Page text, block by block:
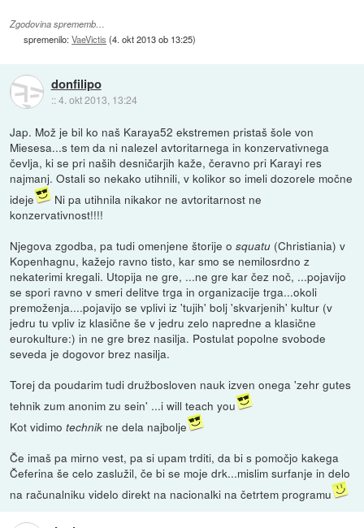
Zgodovina sprememb…
spremenilo:VaeVictis (4. okt 2013 ob 13:25)
donfilipo
::4. okt 2013, 13:24
Jap. Mož je bil ko naš Karaya52 ekstremen pristaš šole von
Miesesa...s tem da ni nalezel avtoritarnega in konzervativnega
čevlja, ki se pri naših desničarjih kaže, čeravno pri Karayi res
najmanj. Ostali so nekako utihnili, v kolikor so imeli dozorele močne
ideje
Ni pa utihnila nikakor ne avtoritarnost ne
konzervativnost!!!!
Njegova zgodba, pa tudi omenjene štorije osquatu (Christiania) v
Kopenhagnu, kažejo ravno tisto, kar smo se nemilosrdno z
nekaterimi kregali. Utopija ne gre, ...ne gre kar čez noč, ...pojavijo
se spori ravno v smeri delitve trga in organizacije trga...okoli
premoženja....pojavijo se vplivi iz 'tujih' bolj 'skvarjenih' kultur (v
jedru tu vpliv iz klasične še v jedru zelo napredne a klasične
eurokulture:) in ne gre brez nasilja. Postulat popolne svobode
seveda je dogovor brez nasilja.
Torej da poudarim tudi družbosloven nauk izven onega 'zehr gutes
tehnik zum anonim zu sein' ...i will teach you
Kot vidimotechnik ne dela najbolje
Če imaš pa mirno vest, pa si upam trditi, da bi s pomočjo kakega
Čeferina še celo zaslužil, če bi se moje drk...mislim surfanje in delo
na računalniku videlo direkt na nacionalki na četrtem programu